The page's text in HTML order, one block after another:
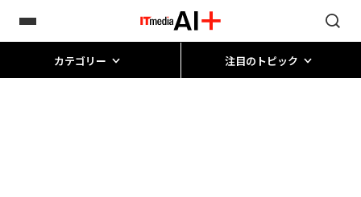
カテゴリー 注目のトピック